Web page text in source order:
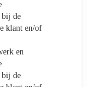
bij de
klant en/of
en
bij de